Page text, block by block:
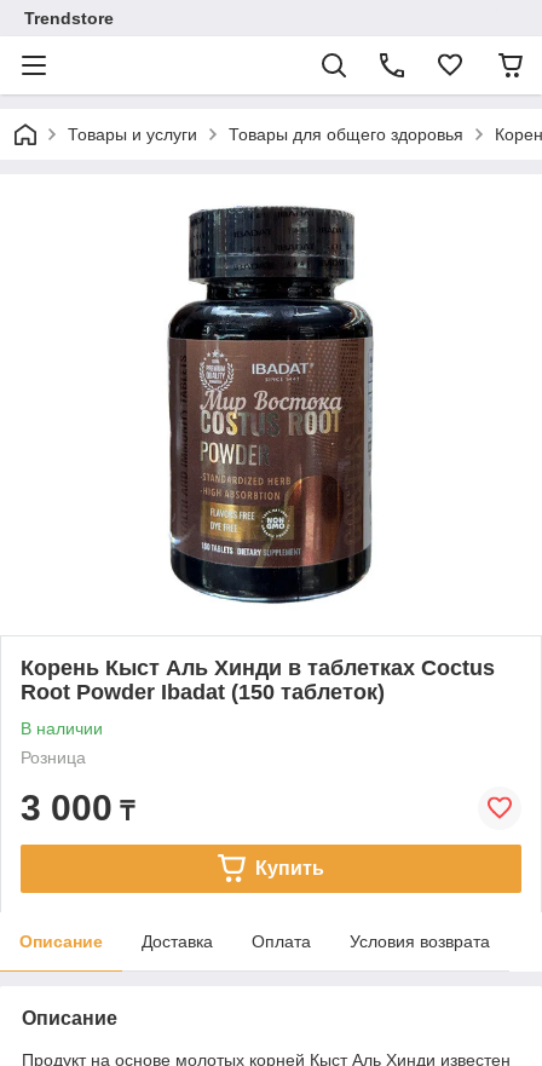
Trendstore
Товары и услуги Товары для общего здоровья
Корень Кыст Аль Хинди в таблетках Coctus
Root Powder Ibadat (150 таблеток)
В наличии
Розница
3 000 ₸
Купить
Описание Доставка Оплата Условия возврата
Описание
Продукт на основе молотых корней Кыст Аль Хинди известен